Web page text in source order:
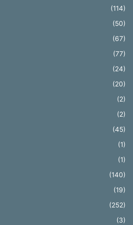
(114)
(50)
(67)
(77)
(24)
(20)
(2)
(2)
(45)
(1)
(1)
(140)
(19)
(252)
(3)